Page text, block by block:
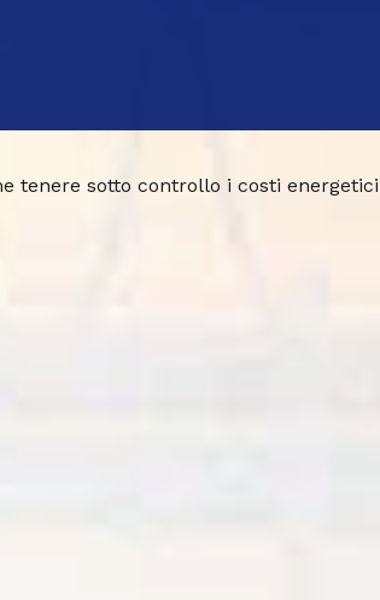
tenere sotto controllo i costi energetici